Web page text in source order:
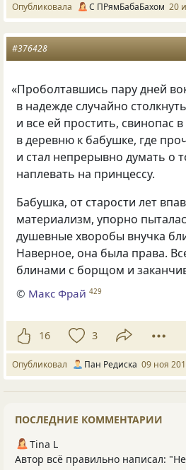
Опубликовала С ПРямБабаБахом 20
#376428
«Проболтавшись пару дней
в надежде случайно
и все ей простить, свинопас
в деревню к бабушке, где
и стал непрерывно думать о
наплевать на принцессу.
Бабушка, от старости лет
материализм, упорно
душевные хворобы внучка
Наверное, она была права.
блинами с борщом и
© Макс Фрай 429
16 3
Опубликовал Пан Редиска 09 ноя
ПОСЛЕДНИЕ КОММЕНТАРИИ
Tina L
Автор всё правильно написал: